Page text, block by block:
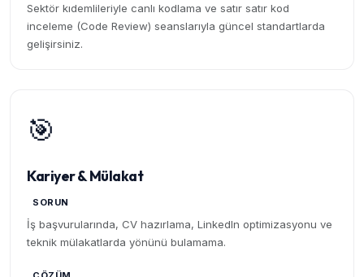
Sektör kıdemlileriyle canlı kodlama ve satır satır kod
inceleme (Code Review) seanslarıyla güncel standartlarda
gelişirsiniz.
🎯
Kariyer & Mülakat
SORUN
İş başvurularında, CV hazırlama, LinkedIn optimizasyonu ve
teknik mülakatlarda yönünü bulamama.